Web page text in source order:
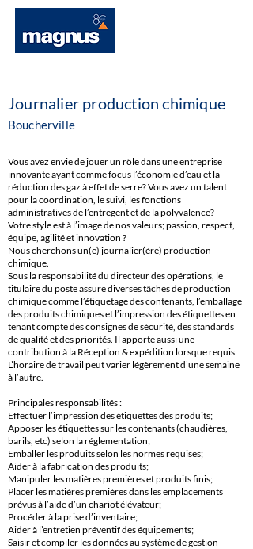
Journalier production chimique
Boucherville
Vous avez envie de jouer un rôle dans une entreprise
innovante ayant comme focus l’économie d’eau et la
réduction des gaz à effet de serre? Vous avez un talent
pour la coordination, le suivi, les fonctions
administratives de l’entregent et de la polyvalence?
Votre style est à l’image de nos valeurs; passion, respect,
équipe, agilité et innovation ?
Nous cherchons un(e) journalier(ère) production
chimique.
Sous la responsabilité du directeur des opérations, le
titulaire du poste assure diverses tâches de production
chimique comme l’étiquetage des contenants, l’emballage
des produits chimiques et l’impression des étiquettes en
tenant compte des consignes de sécurité, des standards
de qualité et des priorités. Il apporte aussi une
contribution à la Réception & expédition lorsque requis.
L’horaire de travail peut varier légèrement d’une semaine
à l’autre.
Principales responsabilités :
Effectuer l’impression des étiquettes des produits;
Apposer les étiquettes sur les contenants (chaudières,
barils, etc) selon la réglementation;
Emballer les produits selon les normes requises;
Aider à la fabrication des produits;
Manipuler les matières premières et produits finis;
Placer les matières premières dans les emplacements
prévus à l’aide d’un chariot élévateur;
Procéder à la prise d’inventaire;
Aider à l’entretien préventif des équipements;
Saisir et compiler les données au système de gestion